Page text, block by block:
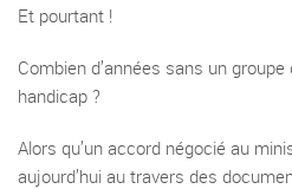
Et pourtant !
Combien d’années sans un
handicap ?
Alors qu’un accord négocié au
aujourd’hui au travers des